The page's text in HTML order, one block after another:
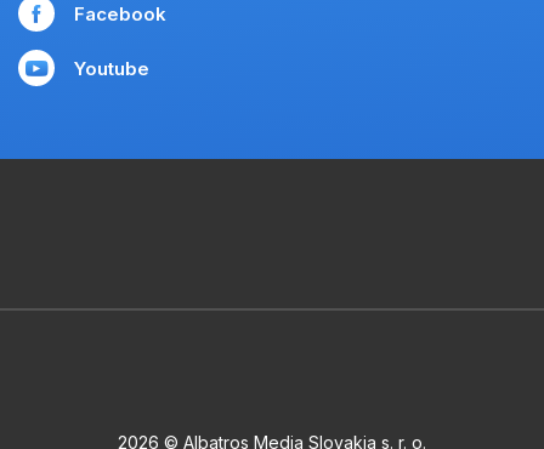
Facebook
Youtube
2026 © Albatros Media Slovakia s. r. o.